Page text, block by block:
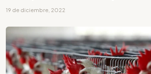
19 de diciembre, 2022